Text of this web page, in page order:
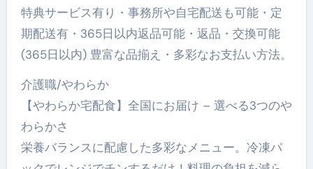
特典サービス有り・事務所や自宅配送も可能・定
期配送有・365日以内返品可能・返品・交換可能
(365日以内) 豊富な品揃え・多彩なお支払い方法。
介護職/やわらか
【やわらか宅配食】全国にお届け – 選べる3つのや
わらかさ
栄養バランスに配慮した多彩なメニュー。冷凍パ